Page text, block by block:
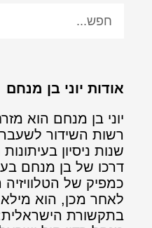
אודות יוני בן מנחם
יוני בן מנחם הוא
רשות השידור
שנות ניסיון
דרכו של בן מנחם
כמפיק של הטלוויזיה
לאחר מכן, הוא
בתקשורת